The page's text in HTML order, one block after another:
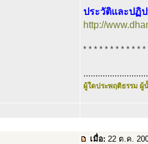
ประวัติและปฏิ
http://
* * * * * * * * * * *
ผู้ใดประพฤติธรรม
เมื่อ: 22 ต.ค.